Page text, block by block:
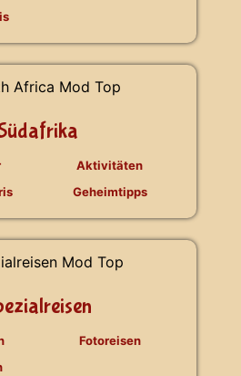
Aktivitäten
Geheimtipps
Fotoreisen